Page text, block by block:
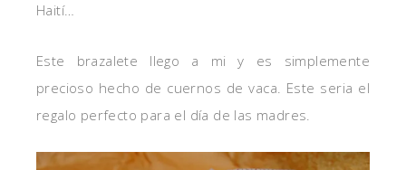
Haití…
Este brazalete llego a mi y es simplemente
precioso hecho de cuernos de vaca. Este seria el
regalo perfecto para el día de las madres.